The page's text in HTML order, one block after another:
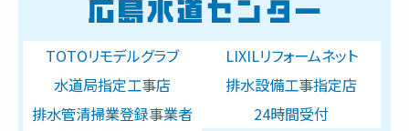
TOTOリモデルグラブ
LIXILリフォームネット
水道局指定工事店
排水設備工事指定店
排水管清掃業登録事業者
24時間受付